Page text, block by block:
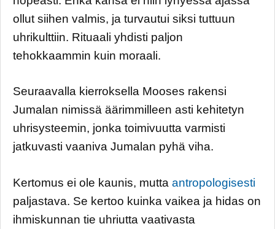
ollut siihen valmis, ja turvautui siksi tuttuun
uhrikulttiin. Rituaali yhdisti paljon
tehokkaammin kuin moraali.
Seuraavalla kierroksella Mooses rakensi
Jumalan nimissä äärimmilleen asti kehitetyn
uhrisysteemin, jonka toimivuutta varmisti
jatkuvasti vaaniva Jumalan pyhä viha.
Kertomus ei ole kaunis, mutta antropologisesti
paljastava. Se kertoo kuinka vaikea ja hidas on
ihmiskunnan tie uhriutta vaativasta